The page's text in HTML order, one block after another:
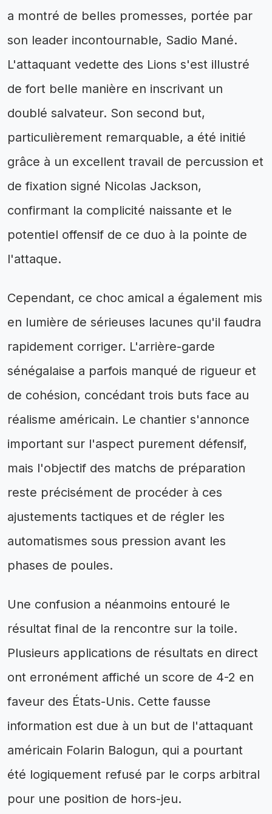
a montré de belles promesses, portée par
son leader incontournable, Sadio Mané.
L'attaquant vedette des Lions s'est illustré
de fort belle manière en inscrivant un
doublé salvateur. Son second but,
particulièrement remarquable, a été initié
grâce à un excellent travail de percussion et
de fixation signé Nicolas Jackson,
confirmant la complicité naissante et le
potentiel offensif de ce duo à la pointe de
l'attaque.
Cependant, ce choc amical a également mis
en lumière de sérieuses lacunes qu'il faudra
rapidement corriger. L'arrière-garde
sénégalaise a parfois manqué de rigueur et
de cohésion, concédant trois buts face au
réalisme américain. Le chantier s'annonce
important sur l'aspect purement défensif,
mais l'objectif des matchs de préparation
reste précisément de procéder à ces
ajustements tactiques et de régler les
automatismes sous pression avant les
phases de poules.
Une confusion a néanmoins entouré le
résultat final de la rencontre sur la toile.
Plusieurs applications de résultats en direct
ont erronément affiché un score de 4-2 en
faveur des États-Unis. Cette fausse
information est due à un but de l'attaquant
américain Folarin Balogun, qui a pourtant
été logiquement refusé par le corps arbitral
pour une position de hors-jeu.